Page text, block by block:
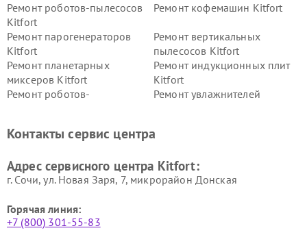
Ремонт роботов-пылесосов
Kitfort
Ремонт кофемашин Kitfort
Ремонт парогенераторов
Kitfort
Ремонт вертикальных
пылесосов Kitfort
Ремонт планетарных
миксеров Kitfort
Ремонт индукционных плит
Kitfort
Ремонт роботов-
Ремонт увлажнителей
Kitfort
Kitfort
Kitfort
Kitfort
Контакты сервис центра
Адрес сервисного центра Kitfort:
г. Сочи, ул. Новая Заря, 7, микрорайон Донская
Горячая линия:
+7 (800) 301-55-83